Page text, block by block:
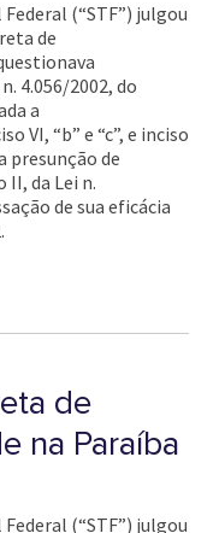
(“STF”) julgou
de
4.056/2002, do
a
VI, “b” e “c”, e inciso
presunção de
da Lei n.
de sua eficácia
de
na Paraíba
(“STF”) julgou